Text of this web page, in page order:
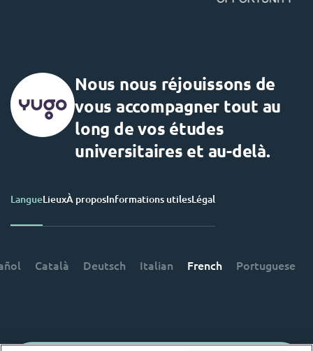
Nous nous réjouissons de
vous accompagner tout au
long de vos études
universitaires et au-delà.
LangueLieuxÀ proposInformations utilesLégal
Català Deutsch Italian French Portuguese